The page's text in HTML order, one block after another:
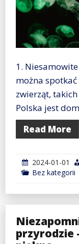
1.
można
zwierząt,
Polska jest
Read More
2024-01-01
Bez kategorii
przyrodzie